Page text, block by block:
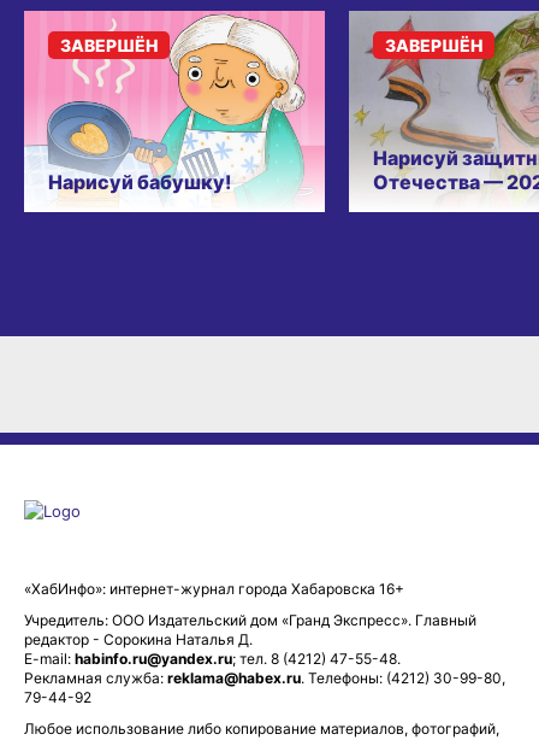
Нарисуй бабушку!
ЗАВЕРШЁН
Нарисуй
Отечества —
ЗАВЕРШЁН
«ХабИнфо»: интернет-журнал города Хабаровска 16+
Учредитель: ООО Издательский дом «Гранд Экспресс». Главный
редактор - Сорокина Наталья Д.
E-mail: habinfo.ru@yandex.ru; тел. 8 (4212) 47-55-48.
Рекламная служба: reklama@habex.ru. Телефоны: (4212) 30-99-80,
79-44-92
Любое использование либо копирование материалов, фотографий,